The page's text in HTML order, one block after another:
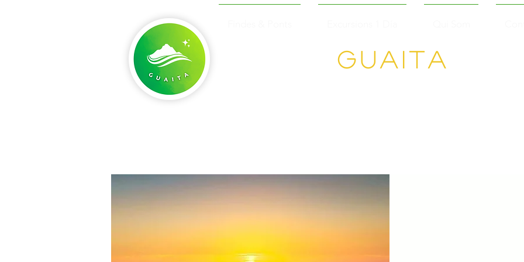
Guaita